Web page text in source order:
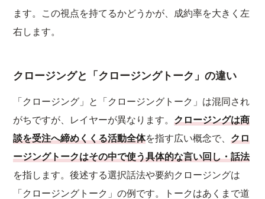
ます。この視点を持てるかどうかが、成約率を大きく左
右します。
クロージングと「クロージングトーク」の違い
「クロージング」と「クロージングトーク」は混同され
がちですが、レイヤーが異なります。クロージングは商
談を受注へ締めくくる活動全体を指す広い概念で、クロ
ージングトークはその中で使う具体的な言い回し・話法
を指します。後述する選択話法や要約クロージングは
「クロージングトーク」の例です。トークはあくまで道